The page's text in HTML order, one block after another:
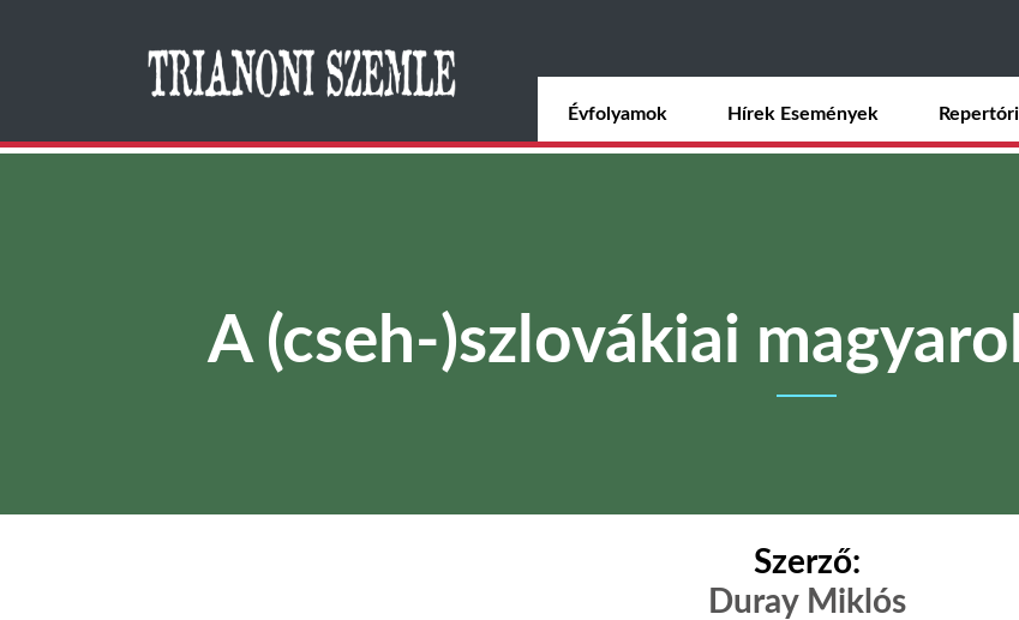
tartalomra
Évfolyamok Hírek Események
A (cseh-)szlovákiai
Szerző:
Duray Miklós